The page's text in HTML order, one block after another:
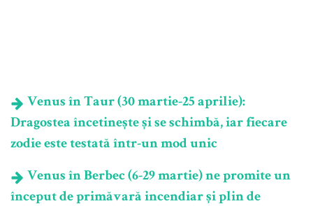
Venus în Taur (30 martie-25 aprilie):
Dragostea încetinește și se schimbă, iar fiecare
zodie este testată într-un mod unic
Venus în Berbec (6-29 martie) ne promite un
început de primăvară incendiar și plin de